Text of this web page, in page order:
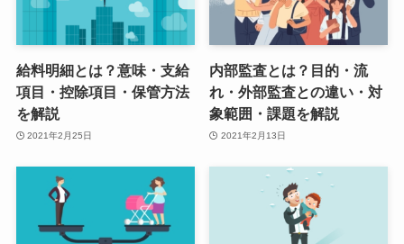
給料明細とは？意味・支給
項目・控除項目・保管方法
を解説
2021年2月25日
内部監査とは？目的・流
れ・外部監査との違い・対
象範囲・課題を解説
2021年2月13日